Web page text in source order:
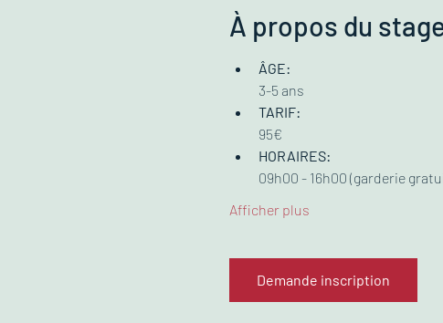
À propos du
ÂGE:
3-5 ans
TARIF:
95€
HORAIRES:
09h00 - 16h00 (garderie
Afficher plus
Demande inscription